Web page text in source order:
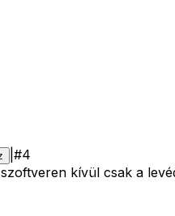
#4
kívül csak a